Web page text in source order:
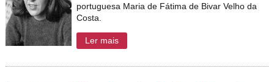
portuguesa Maria de Fátima de Bivar Velho da
Costa.
Ler mais